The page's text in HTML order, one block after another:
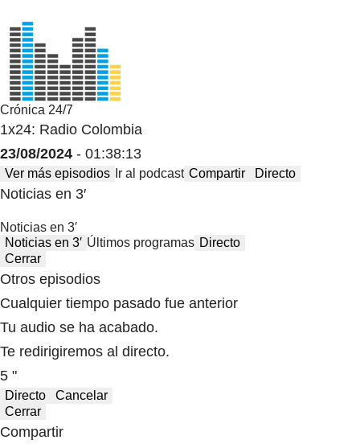
Crónica 24/7
1x24: Radio Colombia
23/08/2024 - 01:38:13
Ver más episodios Ir al podcast Compartir Directo
Noticias en 3′
Noticias en 3′
Noticias en 3′ Últimos programas Directo
Cerrar
Otros episodios
Cualquier tiempo pasado fue anterior
Tu audio se ha acabado.
Te redirigiremos al directo.
5 "
Directo
Cancelar
Cerrar
Compartir